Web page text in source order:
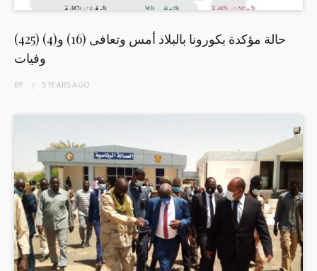
(425) حالة مؤكدة بكورونا بالبلاد أمس وتعافى (16) و(4)
وفيات
BY 5 YEARSAGO